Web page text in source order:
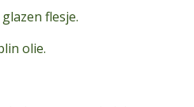
flesje.
olie.